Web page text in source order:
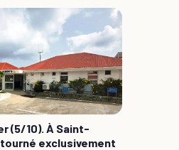
(5/10). À Saint-
exclusivement